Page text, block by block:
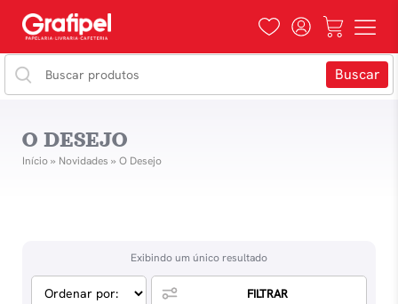
O DESEJO
Início» Novidades » O Desejo
Exibindo um único resultado
FILTRAR